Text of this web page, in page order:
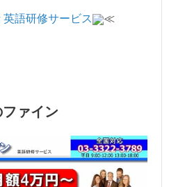
英語研修サービス ≪
ァイン